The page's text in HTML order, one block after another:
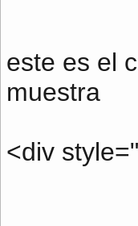
este es el
muestra
<div